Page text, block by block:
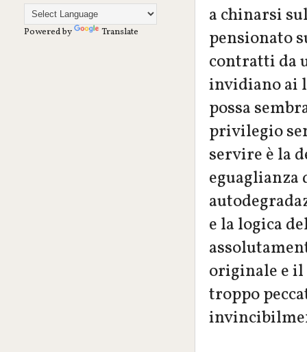
a chinarsi
pensionato
contratti da
invidiano ai
possa
privilegio
servire è la
e la logica
originale e il
troppo
Powered by Translate